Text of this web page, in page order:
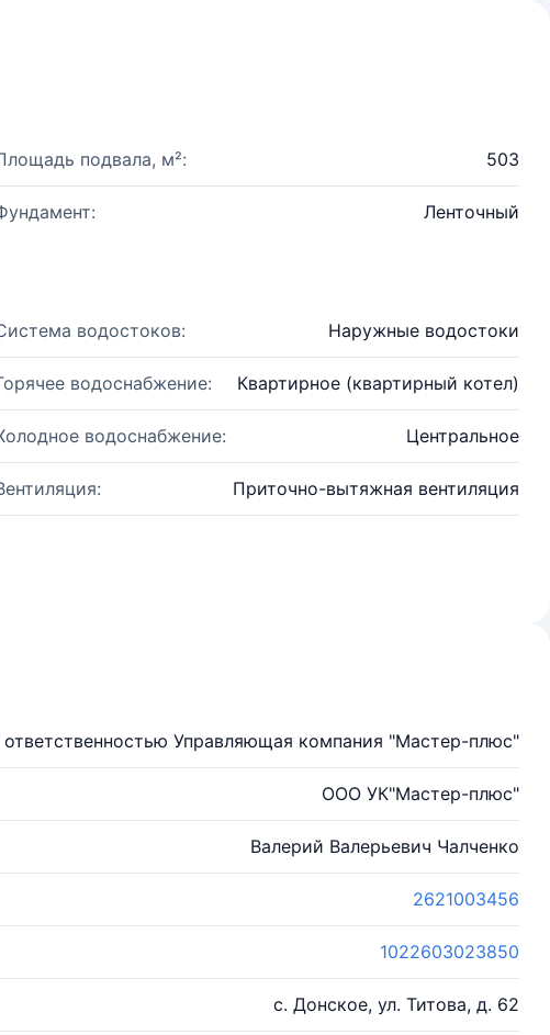
подвала, м²: 503
Ленточный
водостоков: Наружные водостоки
водоснабжение: Квартирное (квартирный котел)
водоснабжение: Центральное
Приточно-вытяжная вентиляция
Управляющая компания "Мастер-плюс"
ООО УК"Мастер-плюс"
Валерий Валерьевич Чалченко
2621003456
1022603023850
с. Донское, ул. Титова, д. 62